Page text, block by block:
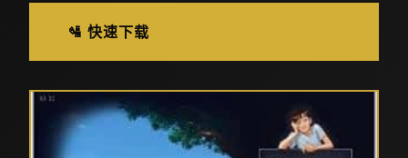
🛂 快速下载